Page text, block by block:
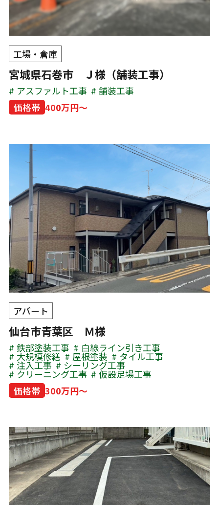
工場・倉庫
宮城県石巻市 Ｊ様（舗装工事）
アスファルト工事
舗装工事
価格帯 400万円～
アパート
仙台市青葉区 Ｍ様
鉄部塗装工事 白線ライン引き工事
大規模修繕 屋根塗装 タイル工事
注入工事 シーリング工事
クリーニング工事
仮設足場工事
価格帯 300万円～